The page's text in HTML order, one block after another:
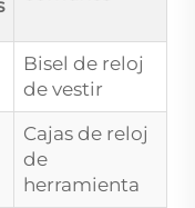
Bisel de reloj
de vestir
Cajas de reloj
de
herramienta